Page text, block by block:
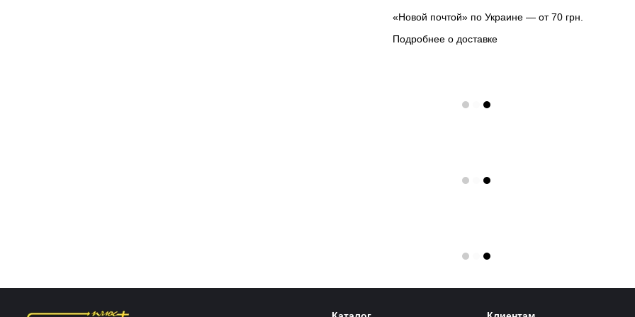
«Новой почтой» по Украине — от 70 грн.
Подробнее о доставке